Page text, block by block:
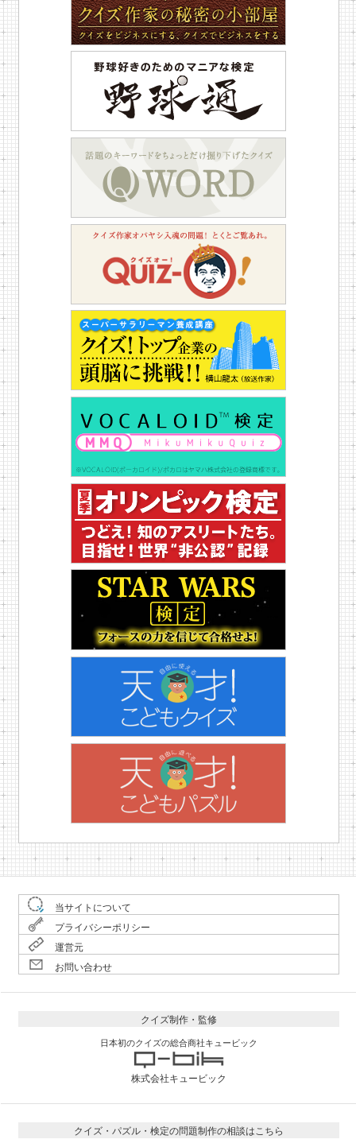
当サイトについて
プライバシーポリシー
運営元
お問い合わせ
クイズ制作・監修
日本初のクイズの総合商社キュービック
株式会社キュービック
クイズ・パズル・検定の問題制作の相談はこちら